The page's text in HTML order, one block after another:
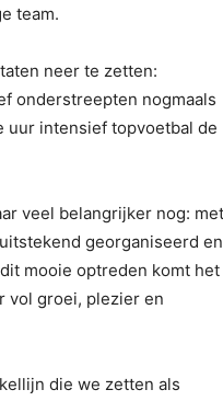
team.
neer te zetten:
onderstreepten nogmaals
uur intensief topvoetbal de
veel belangrijker nog: met
georganiseerd en
mooie optreden komt het
vol groei, plezier en
die we zetten als